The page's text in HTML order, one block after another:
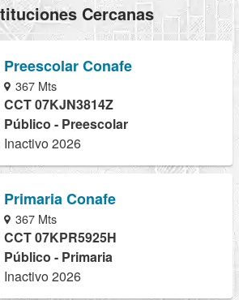
Cercanas
Preescolar Conafe
367 Mts
CCT 07KJN3814Z
Público - Preescolar
Inactivo 2026
Primaria Conafe
367 Mts
CCT 07KPR5925H
Público - Primaria
Inactivo 2026